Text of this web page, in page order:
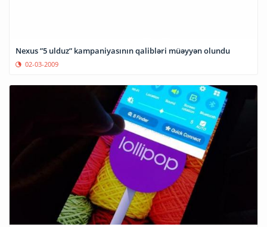
Nexus ”5 ulduz” kampaniyasının qalibləri müəyyən olundu
02-03-2009